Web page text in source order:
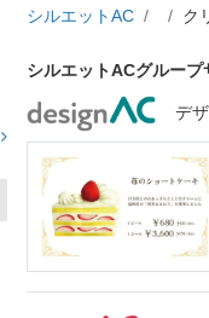
シルエットAC ク
シルエットACグルー
デ